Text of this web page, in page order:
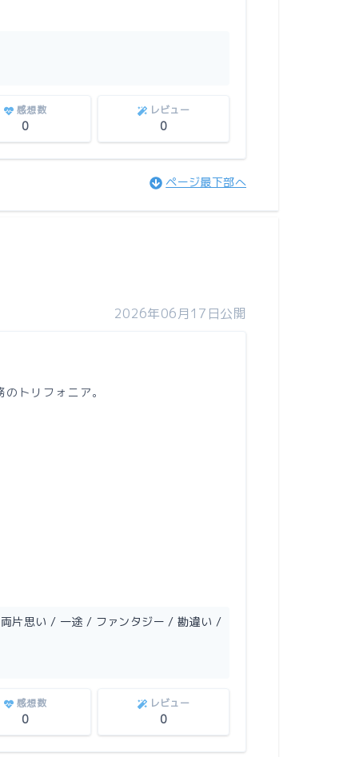
感想数
0
レビュー
0
ページ最下部へ
2026年06月17日公開
トリフォニア。
片思い / 一途 / ファンタジー / 勘違い /
感想数
0
レビュー
0